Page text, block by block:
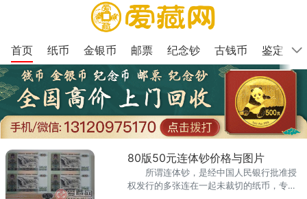
首页 纸币 金银币 邮票 纪念钞 古钱币 鉴定
80版50元连体钞价格与图片
所谓连体钞，是经中国人民银行批准授
权发行的多张连在一起未裁切的纸币，专门